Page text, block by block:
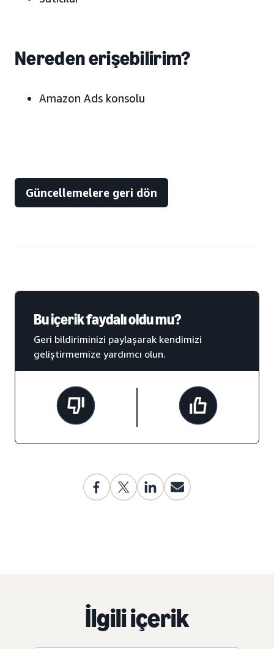
Nereden erişebilirim?
Amazon Ads konsolu
Güncellemelere geri dön
Bu içerik faydalı oldu mu?
Geri bildiriminizi paylaşarak kendimizi
geliştirmemize yardımcı olun.
İlgili içerik